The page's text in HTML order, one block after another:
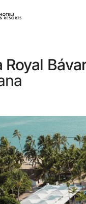
oder
Sitzung
Royal